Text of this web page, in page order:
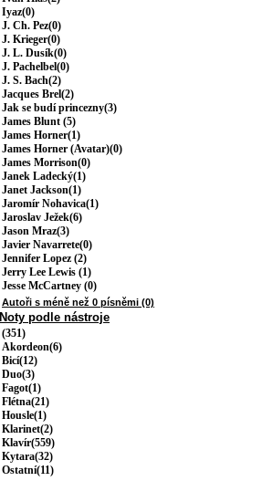
Iyaz(0)
J. Ch. Pez(0)
J. Krieger(0)
J. L. Dusík(0)
J. Pachelbel(0)
J. S. Bach(2)
Jacques Brel(2)
Jak se budí princezny(3)
James Blunt (5)
James Horner(1)
James Horner (Avatar)(0)
James Morrison(0)
Janek Ladecký(1)
Janet Jackson(1)
Jaromír Nohavica(1)
Jaroslav Ježek(6)
Jason Mraz(3)
Javier Navarrete(0)
Jennifer Lopez (2)
Jerry Lee Lewis (1)
Jesse McCartney (0)
Autoři s méně než 0 písněmi (0)
Noty podle nástroje
(351)
Akordeon(6)
Bicí(12)
Duo(3)
Fagot(1)
Flétna(21)
Housle(1)
Klarinet(2)
Klavír(559)
Kytara(32)
Ostatní(11)